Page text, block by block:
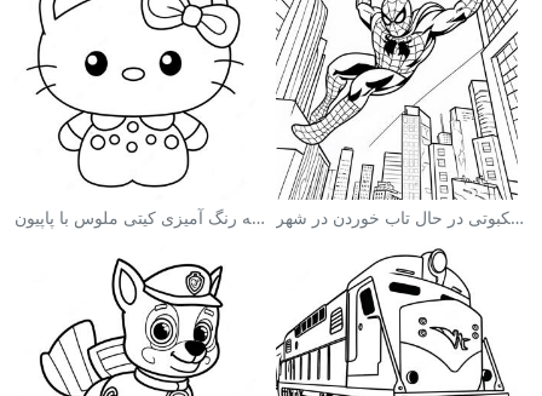
صفحه رنگ آمیزی کیتی ملوس با پاپیون صفحه رنگ آمیزی مرد عنکبوتی در حال تاب خوردن در شهر